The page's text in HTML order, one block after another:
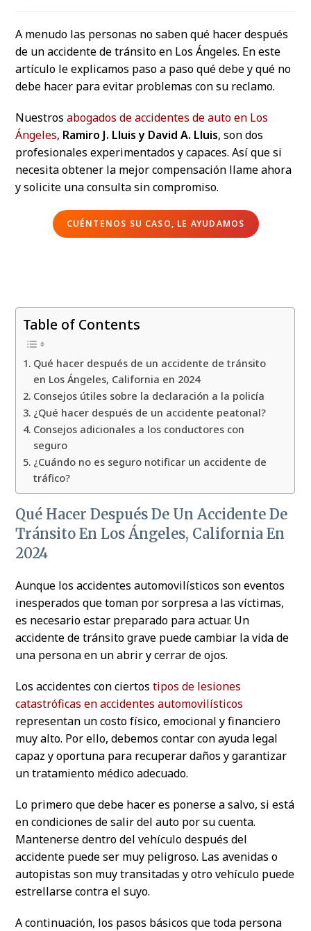
A menudo las personas no saben qué hacer después
de un accidente de tránsito en Los Ángeles. En este
artículo le explicamos paso a paso qué debe y qué no
debe hacer para evitar problemas con su reclamo.
Nuestrosabogados de accidentes de auto en Los
Ángeles, Ramiro J. Lluis y David A. Lluis, son dos
profesionales experimentados y capaces. Así que si
necesita obtener la mejor compensación llame ahora
y solicite una consulta sin compromiso.
CUÉNTENOS SU CASO, LE AYUDAMOS
Table of Contents
Qué hacer después de un accidente de tránsito
en Los Ángeles, California en 2024
Consejos útiles sobre la declaración a la policía
¿Qué hacer después de un accidente peatonal?
Consejos adicionales a los conductores con
seguro
¿Cuándo no es seguro notificar un accidente de
tráfico?
Qué Hacer Después De Un Accidente De
Tránsito En Los Ángeles, California En
2024
Aunque los accidentes automovilísticos son eventos
inesperados que toman por sorpresa a las víctimas,
es necesario estar preparado para actuar. Un
accidente de tránsito grave puede cambiar la vida de
una persona en un abrir y cerrar de ojos.
Los accidentes con ciertostipos de lesiones
catastróficas en accidentes automovilísticos
representan un costo físico, emocional y financiero
muy alto. Por ello, debemos contar con ayuda legal
capaz y oportuna para recuperar daños y garantizar
un tratamiento médico adecuado.
Lo primero que debe hacer es ponerse a salvo, si está
en condiciones de salir del auto por su cuenta.
Mantenerse dentro del vehículo después del
accidente puede ser muy peligroso. Las avenidas o
autopistas son muy transitadas y otro vehículo puede
estrellarse contra el suyo.
A continuación, los pasos básicos que toda persona